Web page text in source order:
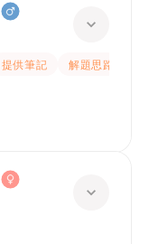
提供筆記 解題思路